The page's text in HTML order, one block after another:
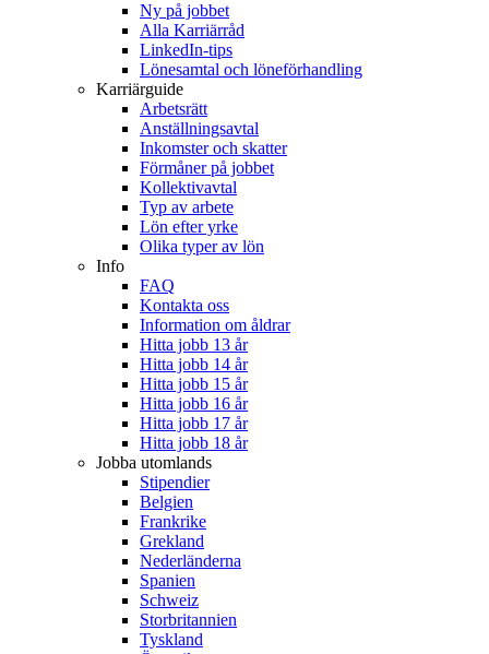
Ny på jobbet
Alla Karriärråd
LinkedIn-tips
Lönesamtal och löneförhandling
Karriärguide
Arbetsrätt
Anställningsavtal
Inkomster och skatter
Förmåner på jobbet
Kollektivavtal
Typ av arbete
Lön efter yrke
Olika typer av lön
Info
FAQ
Kontakta oss
Information om åldrar
Hitta jobb 13 år
Hitta jobb 14 år
Hitta jobb 15 år
Hitta jobb 16 år
Hitta jobb 17 år
Hitta jobb 18 år
Jobba utomlands
Stipendier
Belgien
Frankrike
Grekland
Nederländerna
Spanien
Schweiz
Storbritannien
Tyskland